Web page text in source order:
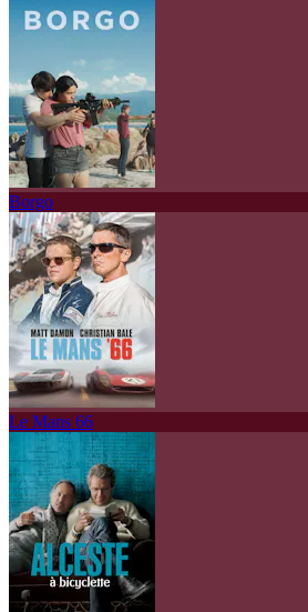
Borgo
Le Mans 66